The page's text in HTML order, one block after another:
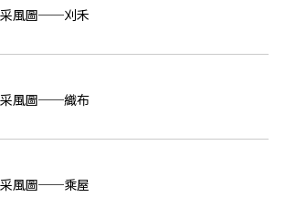
風圖──刈禾
風圖──織布
風圖──乘屋